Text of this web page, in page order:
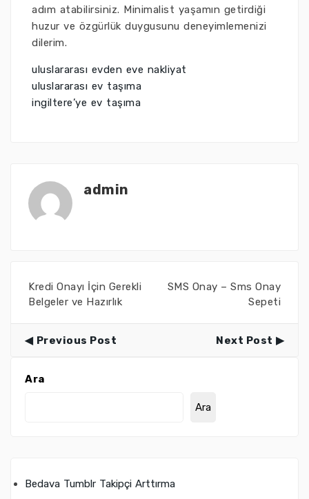
adım atabilirsiniz. Minimalist yaşamın getirdiği
huzur ve özgürlük duygusunu deneyimlemenizi
dilerim.
uluslararası evden eve nakliyat
uluslararası ev taşıma
ingiltere’ye ev taşıma
admin
Kredi Onayı İçin Gerekli
Belgeler ve Hazırlık
SMS Onay – Sms Onay
Sepeti
Previous Post Next Post
Ara
Ara
Bedava Tumblr Takipçi Arttırma